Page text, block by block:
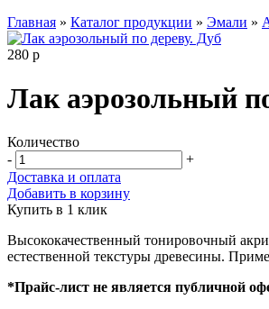
Главная » Каталог продукции » Эмали »
280 р
Лак аэрозольный
Количество
-
+
Доставка и оплата
Добавить в корзину
Купить в 1 клик
Высококачественный тонировочный
естественной текстуры древесины.
*Прайс-лист не является публичной